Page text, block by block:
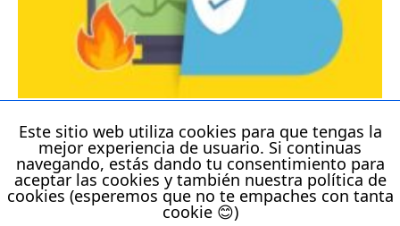
Online y Microsoft Teams
Este sitio web utiliza cookies para que tengas la
mejor experiencia de usuario. Si continuas
navegando, estás dando tu consentimiento para
aceptar las cookies y también nuestra política de
cookies (esperemos que no te empaches con tanta
cookie 😊)